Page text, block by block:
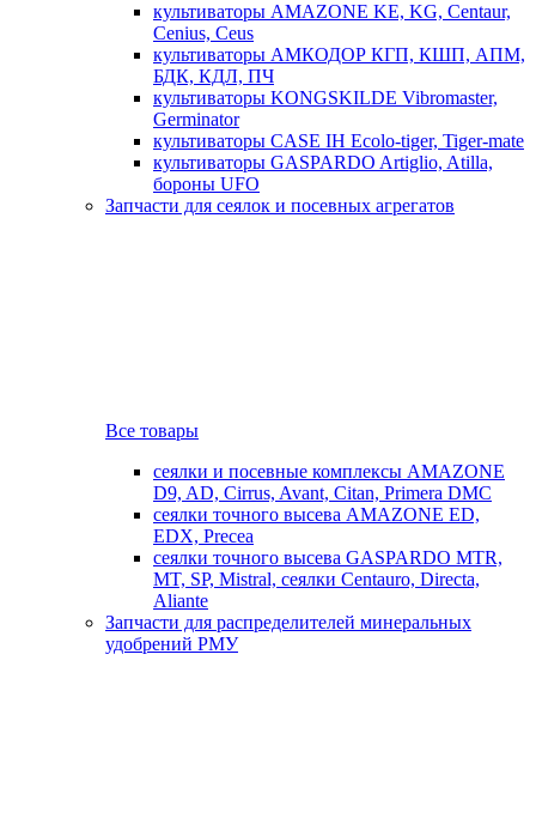
культиваторы AMAZONE KE, KG, Centaur,
Cenius, Ceus
культиваторы АМКОДОР КГП, КШП, АПМ,
БДК, КДЛ, ПЧ
культиваторы KONGSKILDE Vibromaster,
Germinator
культиваторы CASE IH Ecolo-tiger, Tiger-mate
культиваторы GASPARDO Artiglio, Atilla,
бороны UFO
Запчасти для сеялок и посевных агрегатов
Все товары
сеялки и посевные комплексы AMAZONE
D9, AD, Cirrus, Avant, Citan, Primera DMC
сеялки точного высева AMAZONE ED,
EDX, Precea
сеялки точного высева GASPARDO MTR,
MT, SP, Mistral, сеялки Centauro, Directa,
Aliante
Запчасти для распределителей минеральных
удобрений РМУ